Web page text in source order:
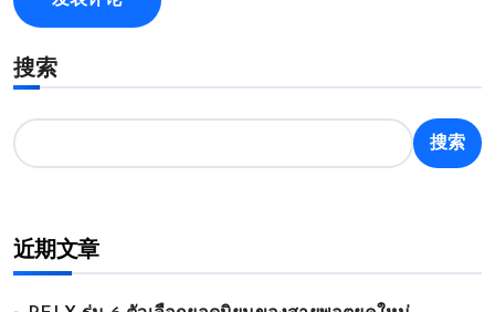
搜索
搜索
近期文章